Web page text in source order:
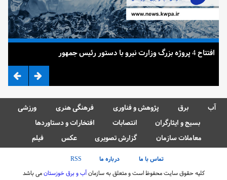
افتتاح 4 پروژه بزرگ وزارت نیرو با دستور رئیس جمهور
آب برق پژوهش و فناوری فرهنگی هنری
ورزشی
بسیج و ایثارگران
انتصابات
افتخارات و دستاوردها
معاملات سازمان
گزارش تصویری عکس فیلم
تماس با ما درباره ما
RSS
کلیه حقوق سایت محفوظ است و متعلق به سازمانآب و برق خوزستانمی باشد